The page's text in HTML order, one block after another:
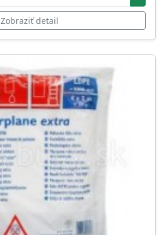
Zobraziť detail